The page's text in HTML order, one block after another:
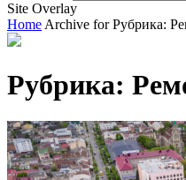
Site Overlay
Home Archive forРубрика:
Рубрика: